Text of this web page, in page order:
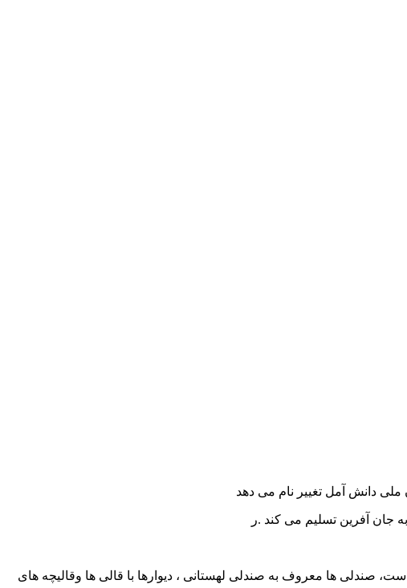
صندلی ها معروف به صندلی لهستانی ، دیوارها با قالی ها وقالیچه های